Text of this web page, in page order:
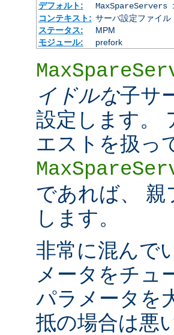
デフォルト:
MaxSpareServers
コンテキスト: サーバ設定ファイル
ステータス:
MPM
モジュール:
prefork
イドルな子サ
設定します。
エストを扱っ
であれば、
します。
非常に混んで
メータをチュ
パラメータを
抵の場合は悪